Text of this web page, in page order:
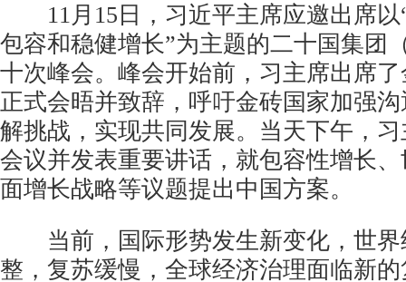
11月15日，习近平主席应邀出席以
包容和稳健增长”为主题的二十国集团
十次峰会。峰会开始前，习主席出席
正式会晤并致辞，呼吁金砖国家加强
解挑战，实现共同发展。当天下午，
会议并发表重要讲话，就包容性增长
面增长战略等议题提出中国方案。
当前，国际形势发生新变化，世界
整，复苏缓慢，全球经济治理面临新